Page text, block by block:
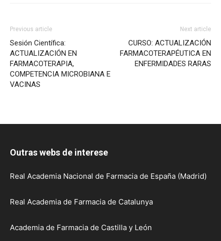
Previous article
Sesión Científica:
ACTUALIZACIÓN EN
FARMACOTERAPIA,
COMPETENCIA MICROBIANA E
VACINAS
Next article
CURSO: ACTUALIZACIÓN
FARMACOTERAPÉUTICA EN
ENFERMIDADES RARAS
Outras webs de interese
Real Academia Nacional de Farmacia de España (Madrid)
Real Academia de Farmacia de Catalunya
Academia de Farmacia de Castilla y León